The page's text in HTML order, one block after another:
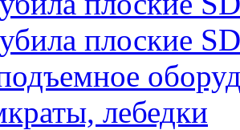
плоские
лебедки